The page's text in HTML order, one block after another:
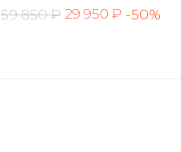
59 850 ₽ 29 950 ₽ -50%